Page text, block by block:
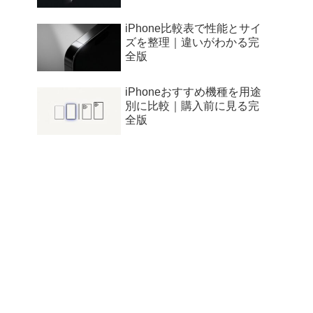
iPhone比較表で性能とサイ
ズを整理｜違いがわかる完
全版
iPhoneおすすめ機種を用途
別に比較｜購入前に見る完
全版